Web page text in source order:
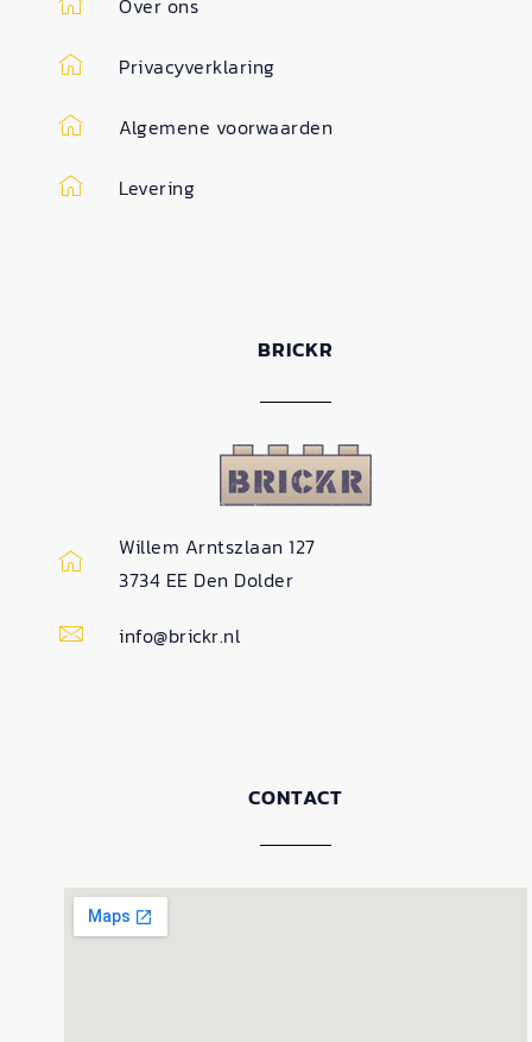
Over ons
Privacyverklaring
Algemene voorwaarden
Levering
BRICKR
Willem Arntszlaan 127
3734 EE Den Dolder
info@brickr.nl
CONTACT